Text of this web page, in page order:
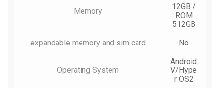
Memory
12GB /
ROM
512GB
expandable memory and sim card
No
Operating System
Android
V/Hype
r OS2